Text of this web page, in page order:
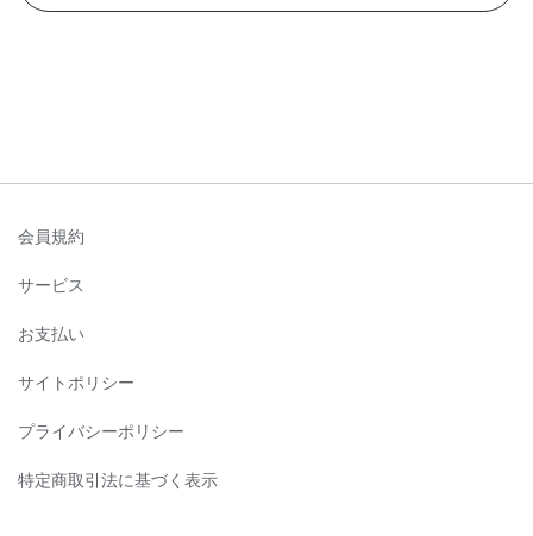
会員規約
サービス
お支払い
サイトポリシー
プライバシーポリシー
特定商取引法に基づく表示